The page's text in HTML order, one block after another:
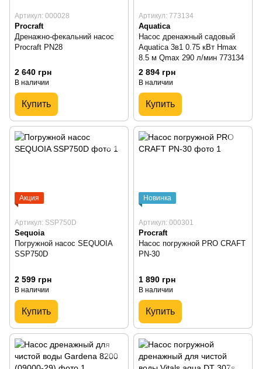
Артикул: 000028
Procraft
Дренажно-фекальний насос
Procraft PN28
2 640 грн
В наличии
Купить
Артикул: 773134
Aquatica
Насос дренажный садовый
Aquatica 3в1 0.75 кВт Hmax
8.5 м Qmax 290 л/мин 773134
2 894 грн
В наличии
Купить
Акция
Артикул: SSP750D
Sequoia
Погружной насос SEQUOIA
SSP750D
2 599 грн
В наличии
Купить
Новинка
Артикул: 000301
Procraft
Насос погружной PRO CRAFT
PN-30
1 890 грн
В наличии
Купить